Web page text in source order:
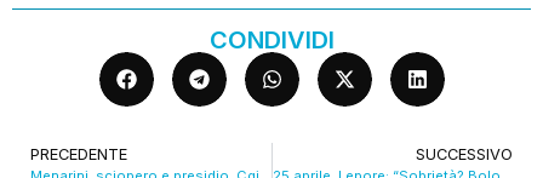
CONDIVIDI
PRECEDENTE SUCCESSIVO